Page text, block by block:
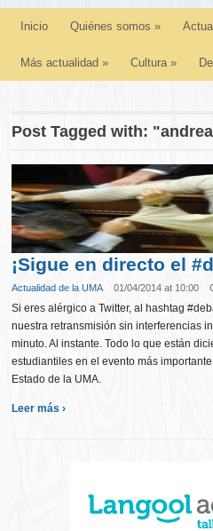
Inicio Quiénes somos »
Más actualidad » Cultura»
Post Tagged with:
¡Sigue en directo el
Actualidad de la UMA 01/04/2014 at 10:00
Si eres alérgico a Twitter, al hashtag
nuestra retransmisión sin interferencias
minuto. Al instante. Todo lo que están
estudiantiles en el evento más
Estado de la UMA.
Leer más ›